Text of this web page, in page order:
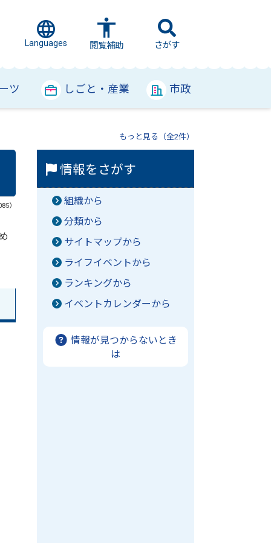
Languages 閲覧補助 さがす
ツ しごと・産業 市政
もっと見る（全2件）
）
情報をさがす
組織から
分類から
サイトマップから
ライフイベントから
ランキングから
イベントカレンダーから
情報が見つからないとき
は